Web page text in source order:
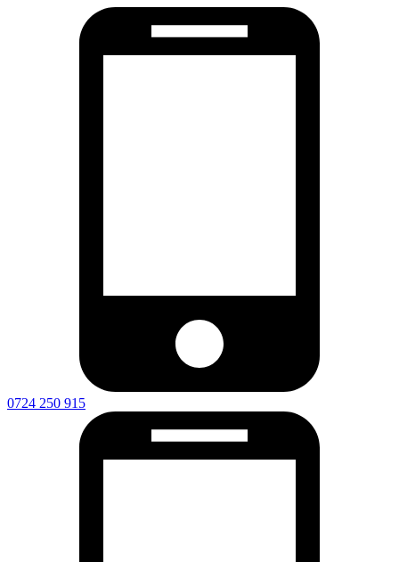
0724 250 915